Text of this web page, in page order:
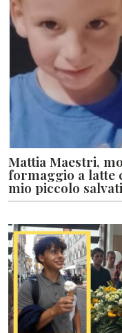
Mattia Maestri,
formaggio a latte
mio piccolo